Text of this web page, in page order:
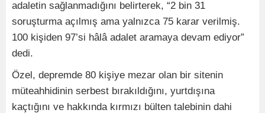
adaletin sağlanmadığını belirterek, “2 bin 31
soruşturma açılmış ama yalnızca 75 karar verilmiş.
100 kişiden 97’si hâlâ adalet aramaya devam ediyor”
dedi.
Özel, depremde 80 kişiye mezar olan bir sitenin
müteahhidinin serbest bırakıldığını, yurtdışına
kaçtığını ve hakkında kırmızı bülten talebinin dahi